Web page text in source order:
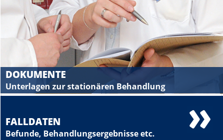
DOKUMENTE
Unterlagen zur stationären Behandlung
FALLDATEN
Befunde, Behandlungsergebnisse etc.